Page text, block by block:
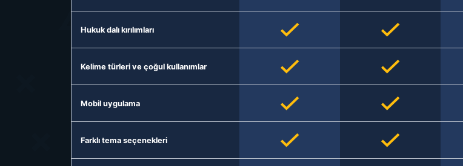
Hukuk dalı kırılımları
Kelime türleri ve çoğul kullanımlar
Mobil uygulama
Farklı tema seçenekleri